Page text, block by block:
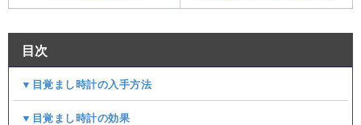
目次
▼目覚まし時計の入手方法
▼目覚まし時計の効果